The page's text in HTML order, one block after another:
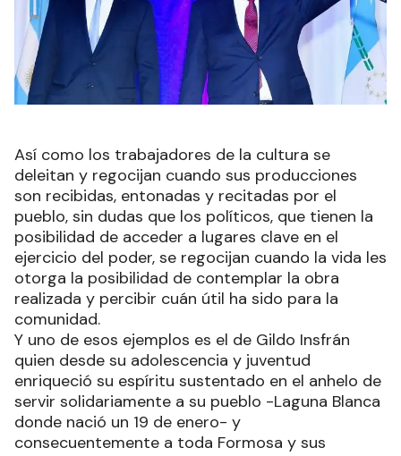
Así como los trabajadores de la cultura se
deleitan y regocijan cuando sus producciones
son recibidas, entonadas y recitadas por el
pueblo, sin dudas que los políticos, que tienen la
posibilidad de acceder a lugares clave en el
ejercicio del poder, se regocijan cuando la vida les
otorga la posibilidad de contemplar la obra
realizada y percibir cuán útil ha sido para la
comunidad.
Y uno de esos ejemplos es el de Gildo Insfrán
quien desde su adolescencia y juventud
enriqueció su espíritu sustentado en el anhelo de
servir solidariamente a su pueblo -Laguna Blanca
donde nació un 19 de enero- y
consecuentemente a toda Formosa y sus